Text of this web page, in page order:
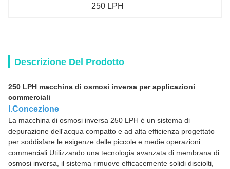
250 LPH
Descrizione Del Prodotto
250 LPH macchina di osmosi inversa per applicazioni
commerciali
I.Concezione
La macchina di osmosi inversa 250 LPH è un sistema di
depurazione dell'acqua compatto e ad alta efficienza progettato
per soddisfare le esigenze delle piccole e medie operazioni
commerciali.Utilizzando una tecnologia avanzata di membrana di
osmosi inversa, il sistema rimuove efficacemente solidi disciolti,